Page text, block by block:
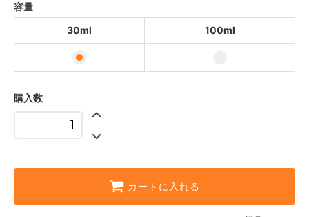
容量
30ml
100ml
購入数
カートに入れる